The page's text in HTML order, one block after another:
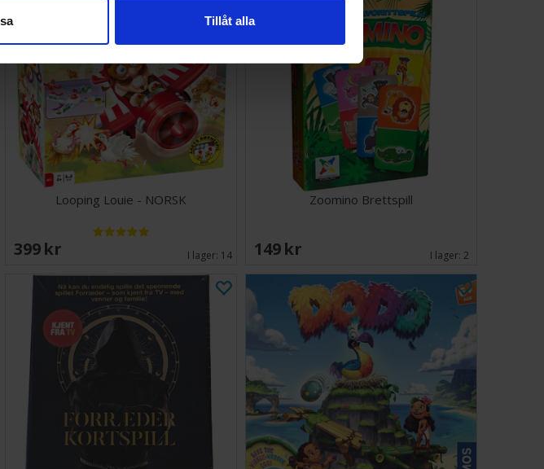
Tillåt alla
Looping Louie - NORSK
399 SEK I lager: 14
Zoomino Brettspill
149 SEK I lager:2